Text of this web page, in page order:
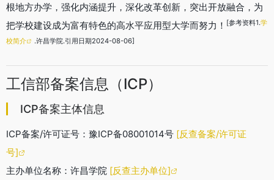
根地方办学，强化内涵提升，深化改革创新，突出开放融合，为
把学校建设成为富有特色的高水平应用型大学而努力！ [参考资料1.学
校简介 .许昌学院.引用日期2024-08-06]
工信部备案信息（ICP）
ICP备案主体信息
ICP备案/许可证号：豫ICP备08001014号 [反查备案/许可证
号]
主办单位名称：许昌学院 [反查主办单位]